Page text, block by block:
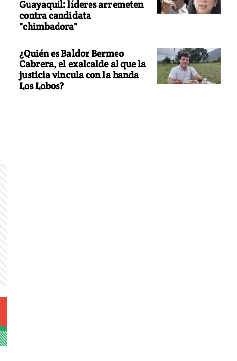
Guayaquil: líderes arremeten
contra candidata
"chimbadora"
¿Quién es Baldor Bermeo
Cabrera, el exalcalde al que la
justicia vincula con la banda
Los Lobos?